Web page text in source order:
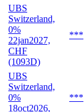
UBS
Switzerland,
0%
22jan2027,
CHF
(1093D)
***
UBS
Switzerland,
0%
18oct2026,
***